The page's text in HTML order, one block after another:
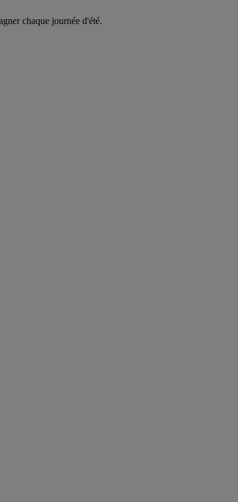
chaque journée d'été.